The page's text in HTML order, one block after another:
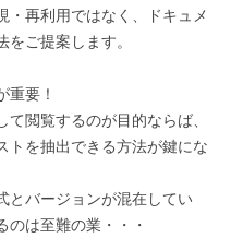
・再利用ではなく、ドキュメ
ご提案します。
重要！
閲覧するのが目的ならば、
トを抽出できる方法が鍵にな
とバージョンが混在してい
のは至難の業・・・